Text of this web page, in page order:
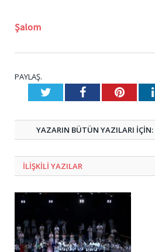
Şalom
PAYLAŞ.
TwitterFacebook
YAZARIN BÜTÜN YAZILARI IÇIN:
ILIŞKILI YAZILAR